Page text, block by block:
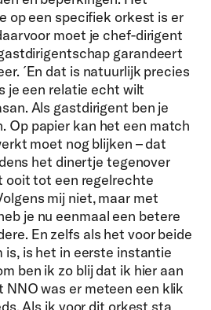
op een specifiek orkest is er
moet je chef-dirigent
garandeert
´En dat is natuurlijk precies
je een relatie echt wilt
Als gastdirigent ben je
Op papier kan het een match
moet nog blijken – dat
het dinertje tegenover
ooit tot een regelrechte
mij niet, maar met
je nu eenmaal een betere
En zelfs als het voor beide
is, is het in eerste instantie
ben ik zo blij dat ik hier aan
NNO was er meteen een klik